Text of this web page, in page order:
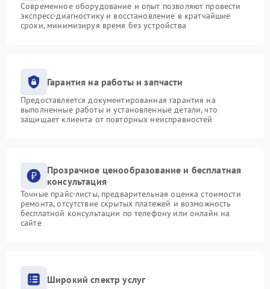
Современное оборудование и опыт позволяют провести
экспресс-диагностику и восстановление в кратчайшие
сроки, минимизируя время без устройства
Гарантия на работы и запчасти
Предоставляется документированная гарантия на
выполненные работы и установленные детали, что
защищает клиента от повторных неисправностей
Прозрачное ценообразование и бесплатная
консультация
Точные прайс-листы, предварительная оценка стоимости
ремонта, отсутствие скрытых платежей и возможность
бесплатной консультации по телефону или онлайн на
сайте
Широкий спектр услуг